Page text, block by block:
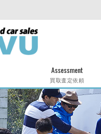
Assessment
買取査定依頼